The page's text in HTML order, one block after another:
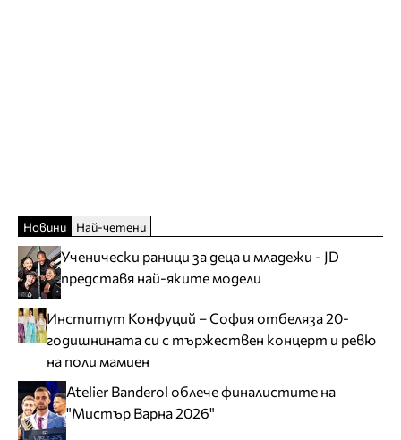
Новини Най-четени
Ученически раници за деца и младежи - JD
представя най-яките модели
Институт Конфуций – София отбеляза 20-
годишнината си с тържествен концерт и ревю
на поли мамиен
Atelier Banderol облече финалистите на
"Мистър Варна 2026"